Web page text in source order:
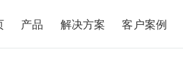
产品 解决方案 客户案例